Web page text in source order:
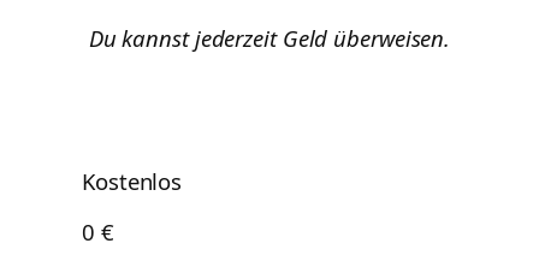
Du kannst jederzeit Geld überweisen.
Kostenlos
0 €